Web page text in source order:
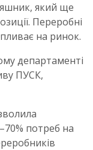
який ще
Переробні
на ринок.
департаменті
ПУСК,
потреб на